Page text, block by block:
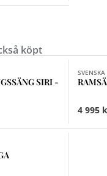
köpt
Finns i fler val (2)
SIRI -
4 995